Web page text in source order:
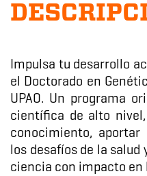
Impulsa tu desarrollo
el Doctorado en
UPAO. Un programa
científica de alto
conocimiento, aportar
los desafíos de la
ciencia con impacto en